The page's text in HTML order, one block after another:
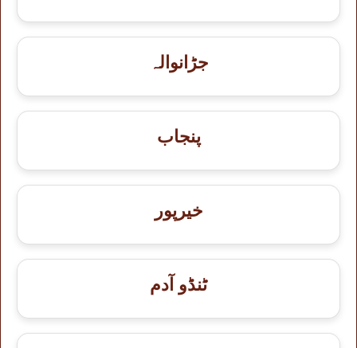
جڑانوالہ
پنجاب
خيرپور
ٹنڈو آدم